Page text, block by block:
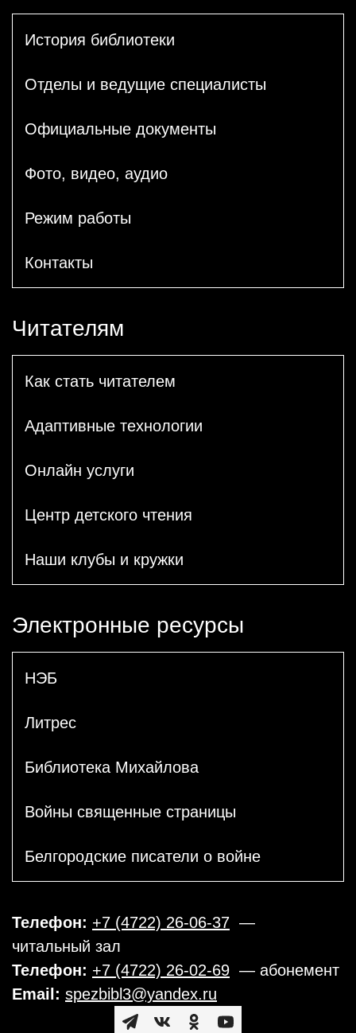
История библиотеки
Отделы и ведущие специалисты
Официальные документы
Фото, видео, аудио
Режим работы
Контакты
Читателям
Как стать читателем
Адаптивные технологии
Онлайн услуги
Центр детского чтения
Наши клубы и кружки
Электронные ресурсы
НЭБ
Литрес
Библиотека Михайлова
Войны священные страницы
Белгородские писатели о войне
Телефон: +7 (4722) 26-06-37 —
читальный зал
Телефон: +7 (4722) 26-02-69 — абонемент
Email: spezbibl3@yandex.ru